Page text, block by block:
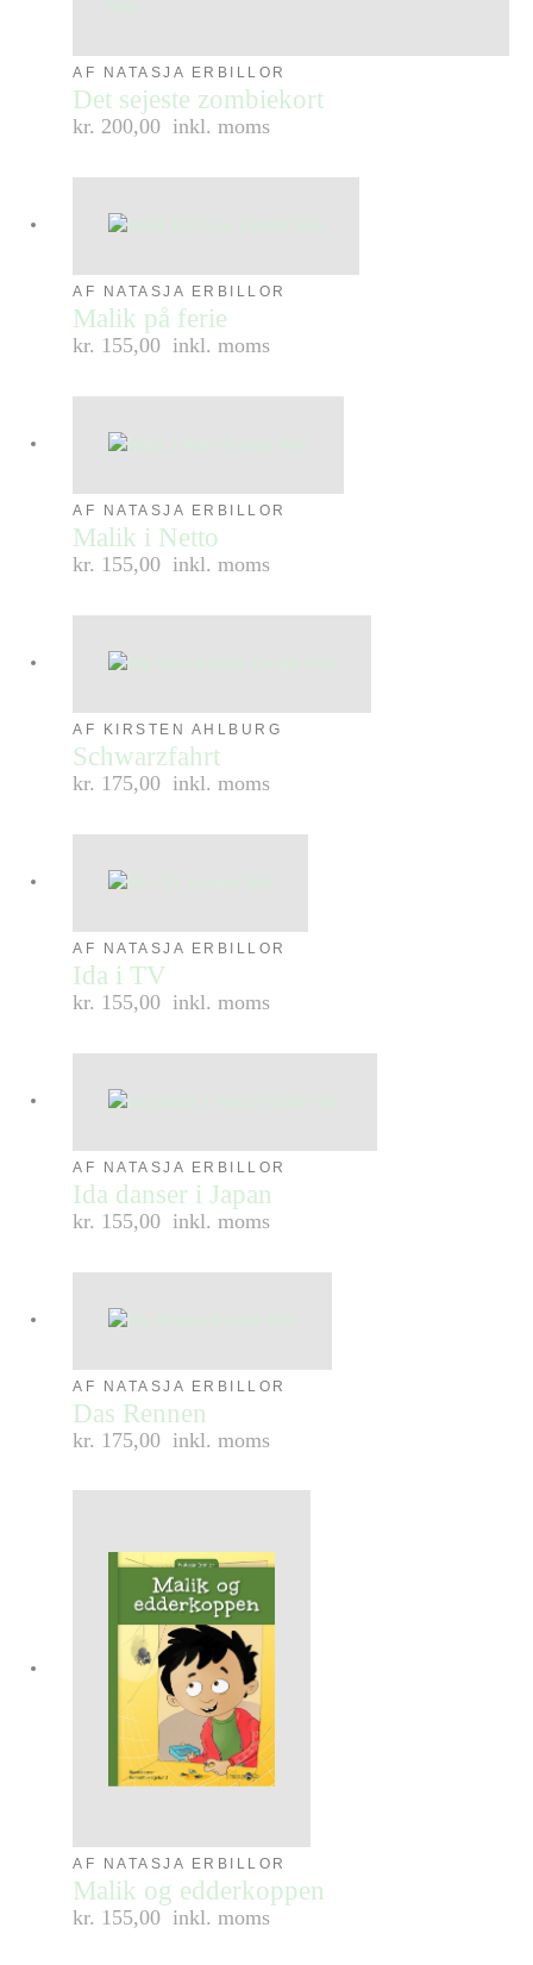
AF NATASJA ERBILLOR
Det sejeste zombiekort
kr. 200,00 inkl. moms
AF NATASJA ERBILLOR
Malik på ferie
kr. 155,00 inkl. moms
AF NATASJA ERBILLOR
Malik i Netto
kr. 155,00 inkl. moms
AF KIRSTEN AHLBURG
Schwarzfahrt
kr. 175,00 inkl. moms
AF NATASJA ERBILLOR
Ida i TV
kr. 155,00 inkl. moms
AF NATASJA ERBILLOR
Ida danser i Japan
kr. 155,00 inkl. moms
AF NATASJA ERBILLOR
Das Rennen
kr. 175,00 inkl. moms
AF NATASJA ERBILLOR
Malik og edderkoppen
kr. 155,00 inkl. moms